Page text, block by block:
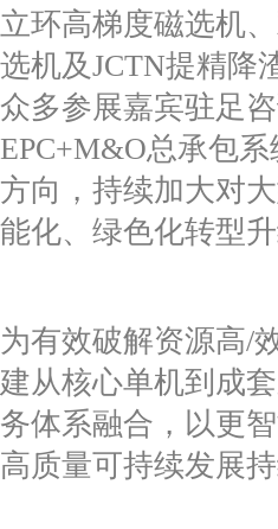
立环高梯度磁选机
选机及JCTN提精降
众多参展嘉宾驻足
EPC+M&O总承包
方向，持续加大对
能化、绿色化转型
为有效破解资源高/
建从核心单机到成
务体系融合，以更
高质量可持续发展